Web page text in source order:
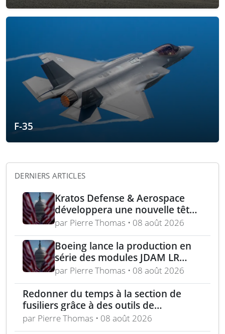
F-35
DERNIERS ARTICLES
Kratos Defense & Aerospace
développera une nouvelle tête
chercheuse pour les missiles
FGM-148 Javelin
par Pierre Thomas • 08 août 2026
Boeing lance la production en
série des modules JDAM LR
pour frappes de précision
longue portée
par Pierre Thomas • 08 août 2026
Redonner du temps à la section de
fusiliers grâce à des outils de
planification optimisés
par Pierre Thomas • 08 août 2026